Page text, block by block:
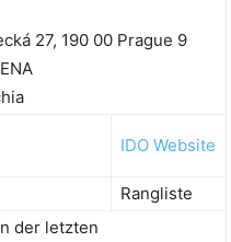
27, 190 00 Prague 9
IDO Website
Rangliste
der letzten